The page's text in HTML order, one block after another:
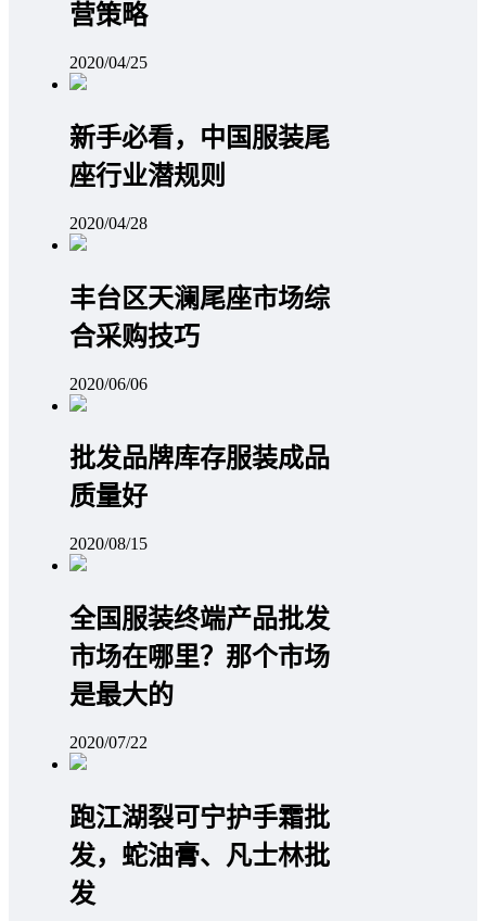
营策略
2020/04/25
新手必看，中国服装尾
座行业潜规则
2020/04/28
丰台区天澜尾座市场综
合采购技巧
2020/06/06
批发品牌库存服装成品
质量好
2020/08/15
全国服装终端产品批发
市场在哪里？那个市场
是最大的
2020/07/22
跑江湖裂可宁护手霜批
发，蛇油膏、凡士林批
发